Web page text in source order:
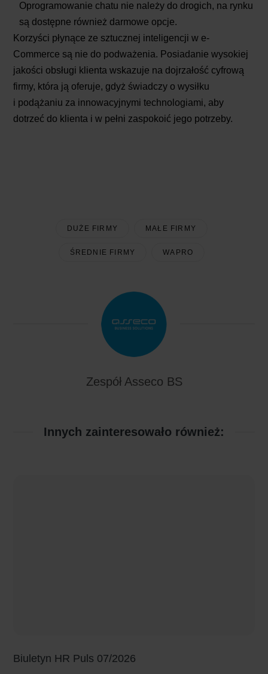
Oprogramowanie chatu nie należy do drogich, na rynku
są dostępne również darmowe opcje.
Korzyści płynące ze sztucznej inteligencji w e-
Commerce są nie do podważenia. Posiadanie wysokiej
jakości obsługi klienta wskazuje na dojrzałość cyfrową
firmy, która ją oferuje, gdyż świadczy o wysiłku
i podążaniu za innowacyjnymi technologiami, aby
dotrzeć do klienta i w pełni zaspokoić jego potrzeby.
DUŻE FIRMY MAŁE FIRMY
ŚREDNIE FIRMY WAPRO
Zespół Asseco BS
Innych zainteresowało również:
Biuletyn HR Puls 07/2026